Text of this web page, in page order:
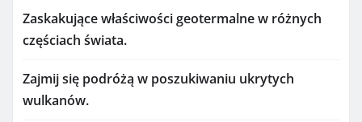
Zaskakujące właściwości geotermalne w różnych
częściach świata.
Zajmij się podróżą w poszukiwaniu ukrytych
wulkanów.